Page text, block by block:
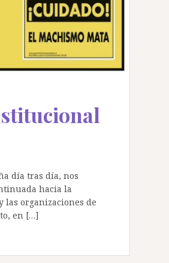
día tras día, nos
hacia la
las organizaciones de
en […]